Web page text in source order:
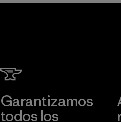
Garantizamos
todos los